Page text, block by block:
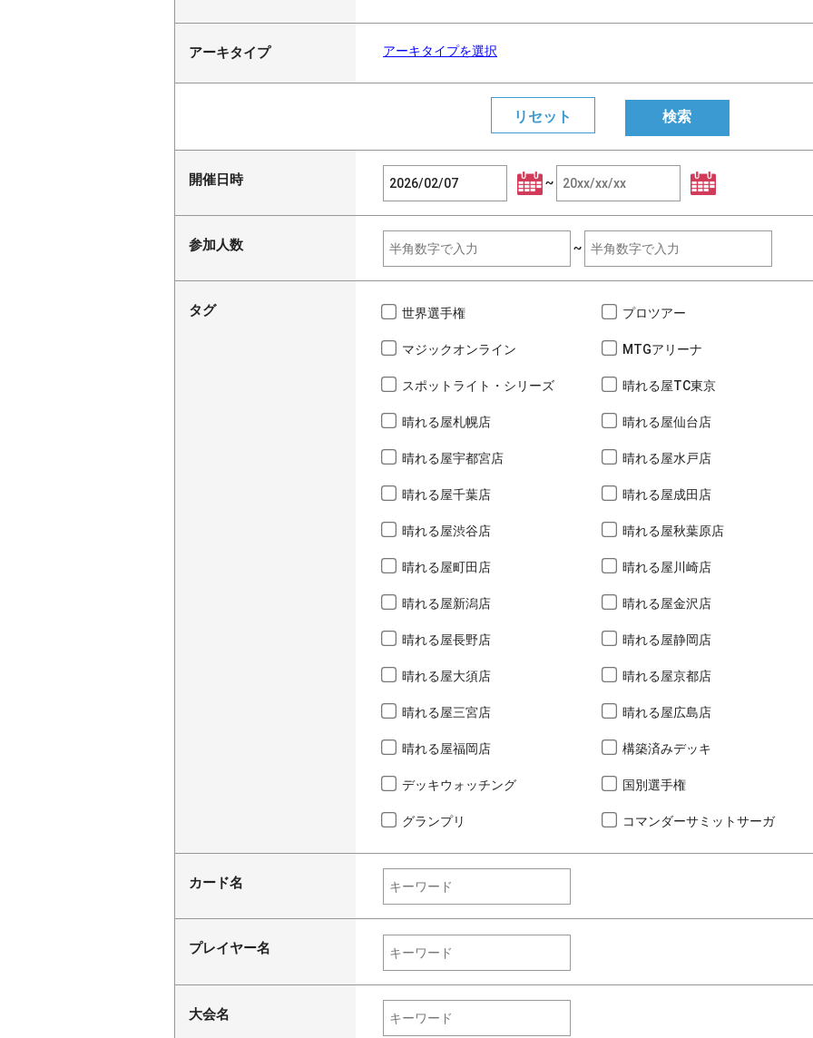
アーキタイプ アーキタイプを選択
開催日時 ~
参加人数 ~
タグ 世界選手権 プロツアー
マジックオンライン MTGアリーナ
スポットライト・シリーズ 晴れる屋TC東京
晴れる屋札幌店 晴れる屋仙台店
晴れる屋宇都宮店 晴れる屋水戸店
晴れる屋千葉店 晴れる屋成田店
晴れる屋渋谷店 晴れる屋秋葉原店
晴れる屋町田店 晴れる屋川崎店
晴れる屋新潟店 晴れる屋金沢店
晴れる屋長野店 晴れる屋静岡店
晴れる屋大須店 晴れる屋京都店
晴れる屋三宮店 晴れる屋広島店
晴れる屋福岡店 構築済みデッキ
デッキウォッチング 国別選手権
グランプリ コマンダーサミットサーガ
カード名
プレイヤー名
大会名